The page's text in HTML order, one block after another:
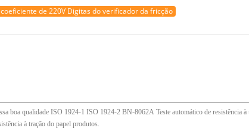
coeficiente de 220V Digitas do verificador da fricção